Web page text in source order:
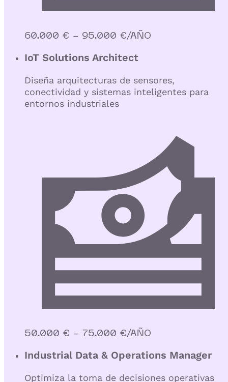
60.000 € - 95.000 €/AÑO
IoT Solutions Architect
Diseña arquitecturas de sensores,
conectividad y sistemas inteligentes para
entornos industriales
50.000 € - 75.000 €/AÑO
Industrial Data & Operations Manager
Optimiza la toma de decisiones operativas